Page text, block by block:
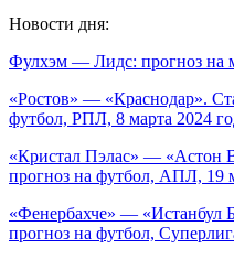
Новости дня:
Фулхэм — Лидс: прогноз на
«Ростов» — «Краснодар».
футбол, РПЛ, 8 марта 2024
«Кристал Пэлас» — «Астон
прогноз на футбол, АПЛ, 19
«Фенербахче» — «Истанбул
прогноз на футбол,